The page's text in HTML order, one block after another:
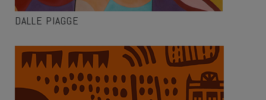
DALLE PIAGGE